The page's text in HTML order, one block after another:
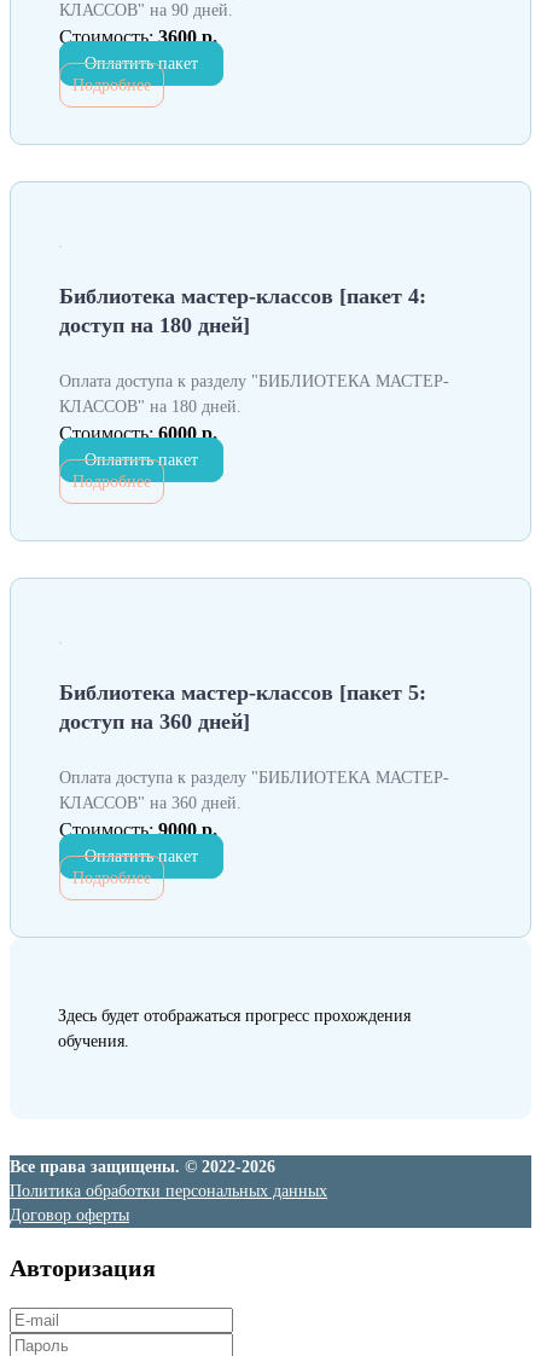
КЛАССОВ" на 90 дней.
Стоимость: 3600 р.
Оплатить пакет
Подробнее
Библиотека мастер-классов [пакет 4:
доступ на 180 дней]
Оплата доступа к разделу "БИБЛИОТЕКА МАСТЕР-
КЛАССОВ" на 180 дней.
Стоимость: 6000 р.
Оплатить пакет
Подробнее
Библиотека мастер-классов [пакет 5:
доступ на 360 дней]
Оплата доступа к разделу "БИБЛИОТЕКА МАСТЕР-
КЛАССОВ" на 360 дней.
Стоимость: 9000 р.
Оплатить пакет
Подробнее
Здесь будет отображаться прогресс прохождения
обучения.
Все права защищены. © 2022-2026
Политика обработки персональных данных
Договор оферты
Авторизация